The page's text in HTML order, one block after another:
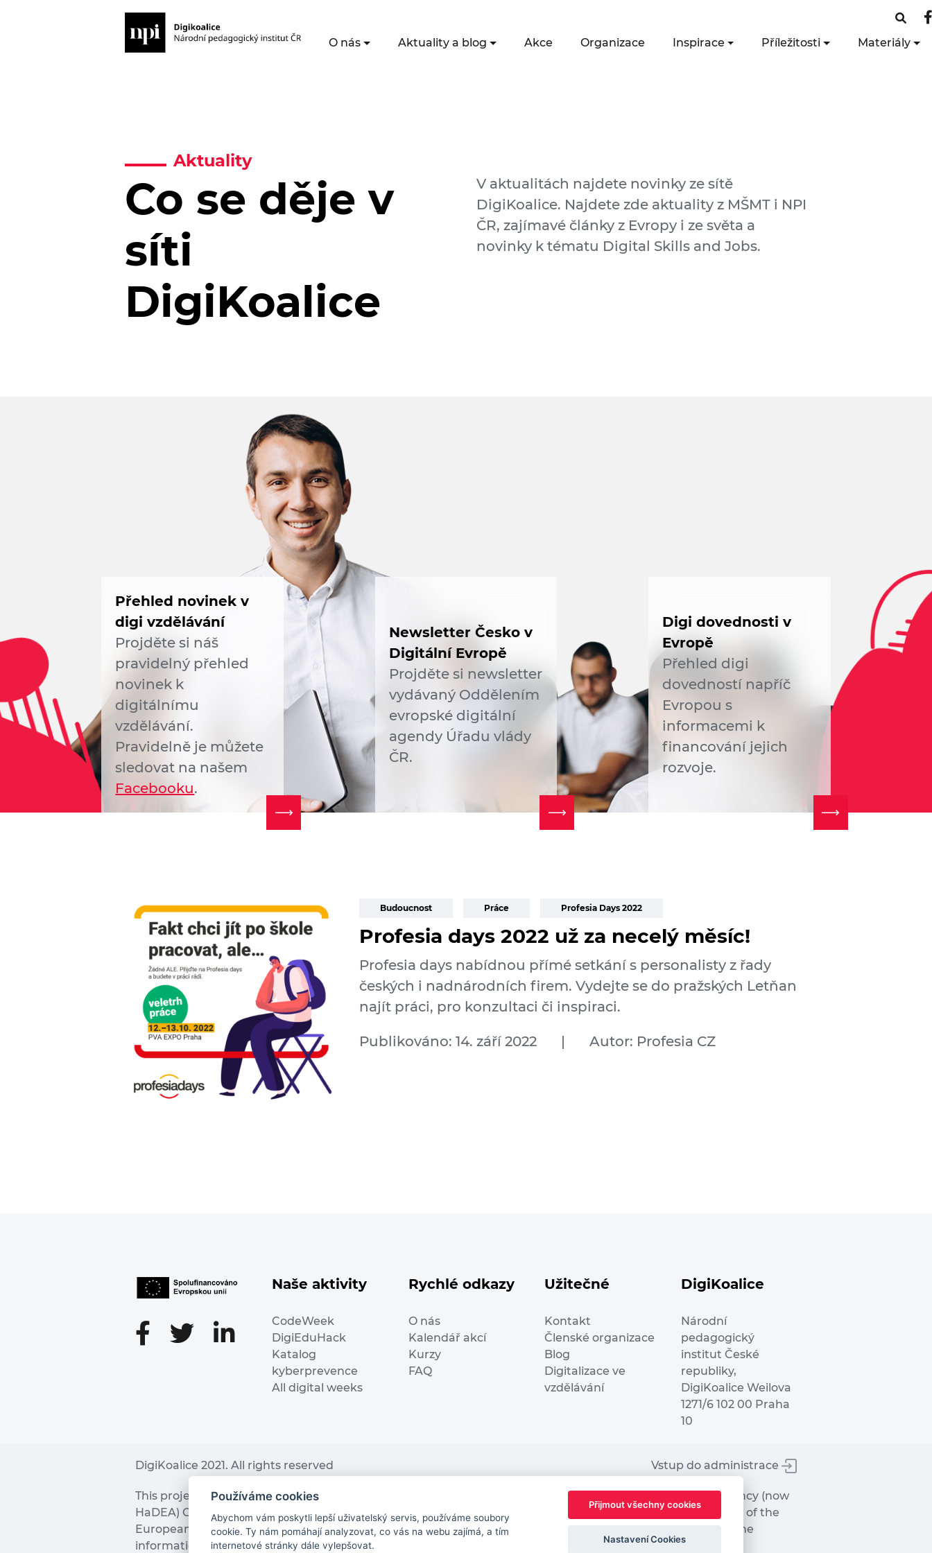
O nás Aktuality a blog Akce Organizace Inspirace Příležitosti Materiály
Aktuality
Co se děje v
síti
DigiKoalice
V aktualitách najdete novinky ze sítě
DigiKoalice. Najdete zde aktuality z MŠMT i NPI
ČR, zajímavé články z Evropy i ze světa a
novinky k tématu Digital Skills and Jobs.
Přehled novinek v
digi vzdělávání
Projděte si náš
pravidelný přehled
novinek k
digitálnímu
vzdělávání.
Pravidelně je můžete
sledovat na našem
Facebooku.
Newsletter Česko v
Digitální Evropě
Projděte si newsletter
vydávaný Oddělením
evropské digitální
agendy Úřadu vlády
ČR.
Digi dovednosti v
Evropě
Přehled digi
dovedností napříč
Evropou s
informacemi k
financování jejich
rozvoje.
Budoucnost Práce Profesia Days 2022
Profesia days 2022 už za necelý měsíc!
Profesia days nabídnou přímé setkání s personalisty z řady
českých i nadnárodních firem. Vydejte se do pražských Letňan
najít práci, pro konzultaci či inspiraci.
Publikováno: 14. září 2022 | Autor: Profesia CZ
Naše aktivity
CodeWeek
DigiEduHack
Katalog
kyberprevence
All digital weeks
Rychlé odkazy
O nás
Kalendář akcí
Kurzy
FAQ
Užitečné
Kontakt
Členské organizace
Blog
Digitalizace ve
vzdělávání
DigiKoalice
Národní
pedagogický
institut České
republiky,
DigiKoalice Weilova
1271/6 102 00 Praha
10
DigiKoalice 2021. All rights reserved Vstup do administrace
This project has received funding from the European Commission Innovation and Networks Executive Agency (now
HaDEA) CEF TELECOM Calls 2019. This website reflects only the author’s view. It does not represent the view of the
European Commission and the European Commission is not responsible for any use that may be made of the
information it contains.
Používáme cookies
Abychom vám poskytli lepší uživatelský servis, používáme soubory
cookie. Ty nám pomáhají analyzovat, co vás na webu zajímá, a tím
internetové stránky dále vylepšovat.
Přijmout všechny cookies
Nastavení Cookies